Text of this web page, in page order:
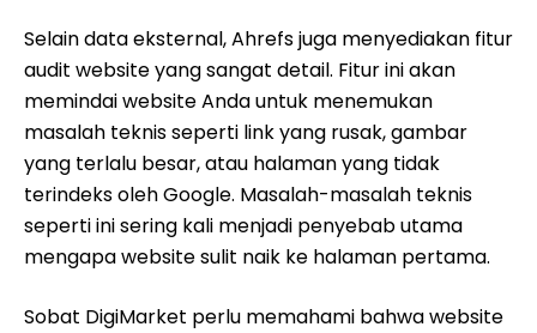
Selain data eksternal, Ahrefs juga menyediakan fitur
audit website yang sangat detail. Fitur ini akan
memindai website Anda untuk menemukan
masalah teknis seperti link yang rusak, gambar
yang terlalu besar, atau halaman yang tidak
terindeks oleh Google. Masalah-masalah teknis
seperti ini sering kali menjadi penyebab utama
mengapa website sulit naik ke halaman pertama.
Sobat DigiMarket perlu memahami bahwa website